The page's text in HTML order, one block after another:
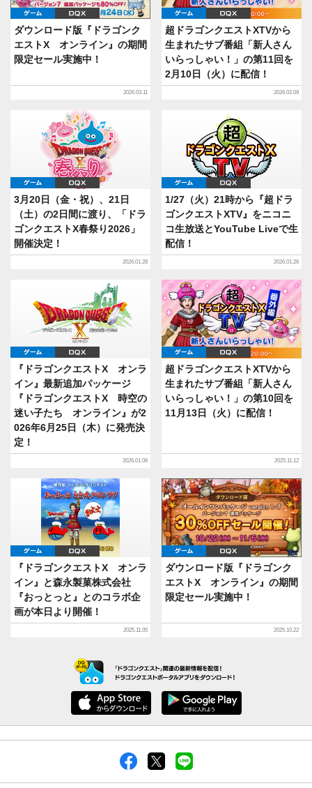
ゲーム DQX
ダウンロード版『ドラゴンク
エストX オンライン』の期間
限定セール実施中！
2026.03.11
ゲーム DQX
超ドラゴンクエストXTVから
生まれたサブ番組「新人さん
いらっしゃい！」の第11回を
2月10日（火）に配信！
2026.02.09
ゲーム DQX
3月20日（金・祝）、21日
（土）の2日間に渡り、「ドラ
ゴンクエストX春祭り2026」
開催決定！
2026.01.28
ゲーム
1/27（火）21時から『超ドラ
ゴンクエストXTV』をニコニ
コ生放送とYouTube Liveで生
配信！
2026.01.26
ゲーム
『ドラゴンクエストX オンラ
イン』最新追加パッケージ
『ドラゴンクエストX 時空の
迷い子たち オンライン』が2
026年6月25日（木）に発売決
定！
2026.01.06
ゲーム DQX
超ドラゴンクエストXTVから
生まれたサブ番組「新人さん
いらっしゃい！」の第10回を
11月13日（火）に配信！
2025.11.12
ゲーム DQX
『ドラゴンクエストX オンラ
イン』と森永製菓株式会社
『おっとっと』とのコラボ企
画が本日より開催！
2025.11.05
ゲーム DQX
ダウンロード版『ドラゴンク
エストX オンライン』の期間
限定セール実施中！
2025.10.22